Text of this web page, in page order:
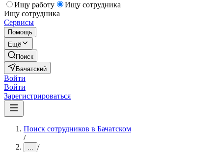
Ищу работу
Ищу сотрудника
Ищу сотрудника
Сервисы
Помощь
Ещё
Поиск
Бачатский
Войти
Войти
Зарегистрироваться
Поиск сотрудников в Бачатском
/
... /